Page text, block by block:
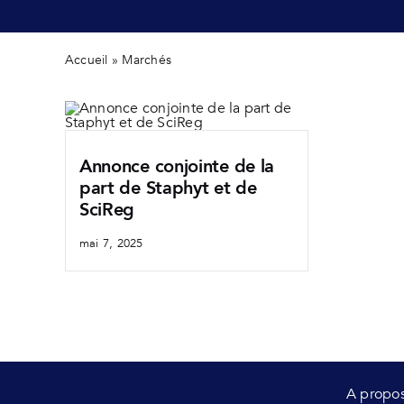
Accueil » Marchés
Annonce conjointe de la
part de Staphyt et de
SciReg
mai 7, 2025
A